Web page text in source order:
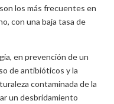
los más frecuentes en
con una baja tasa de
en prevención de un
de antibióticos y la
contaminada de la
un desbridamiento